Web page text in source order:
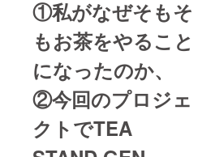
①私がなぜそもそ
もお茶をやること
になったのか、
②今回のプロジェ
クトでTEA